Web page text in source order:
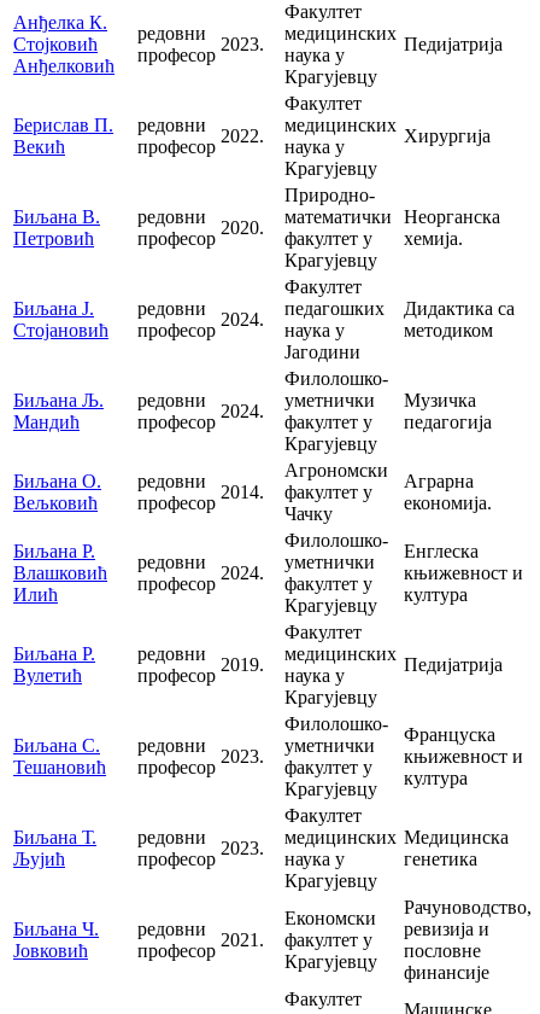
Анђелка К.
Стојковић
Анђелковић
редовни
професор
2023.
Факултет
медицинских
наука у
Крагујевцу
Педијатрија
Берислав П.
Векић
редовни
професор
2022.
Факултет
медицинских
наука у
Крагујевцу
Хирургија
Биљана В.
Петровић
редовни
професор
2020.
Природно-
математички
факултет у
Крагујевцу
Неорганска
хемија.
Биљана Ј.
Стојановић
редовни
професор
2024.
Факултет
педагошких
наука у
Јагодини
Дидактика са
методиком
Биљана Љ.
Мандић
редовни
професор
2024.
Филолошко-
уметнички
факултет у
Крагујевцу
Музичка
педагогија
Биљана О.
Вељковић
редовни
професор
2014.
Агрономски
факултет у
Чачку
Аграрна
економија.
Биљана Р.
Влашковић
Илић
редовни
професор
2024.
Филолошко-
уметнички
факултет у
Крагујевцу
Енглеска
књижевност и
култура
Биљана Р.
Вулетић
редовни
професор
2019.
Факултет
медицинских
наука у
Крагујевцу
Педијатрија
Биљана С.
Тешановић
редовни
професор
2023.
Филолошко-
уметнички
факултет у
Крагујевцу
Француска
књижевност и
култура
Биљана Т.
Љујић
редовни
професор
2023.
Факултет
медицинских
наука у
Крагујевцу
Медицинска
генетика
Биљана Ч.
Јовковић
редовни
професор
2021.
Економски
факултет у
Крагујевцу
Рачуноводство,
ревизија и
пословне
финансије
Факултет
Машинскe